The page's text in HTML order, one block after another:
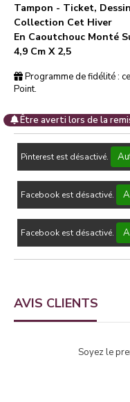
Tampon - Ticket,
Collection Cet Hiver
En Caoutchouc Monté
4,9 Cm X 2,5
Programme de fidélité :
Point.
Être averti lors de la
Pinterest est désactivé.
Facebook est désactivé.
Facebook est désactivé.
AVIS CLIENTS
Soyez le